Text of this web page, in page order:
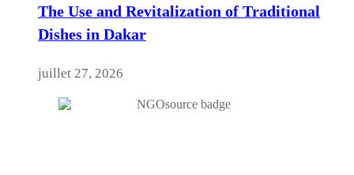
The Use and Revitalization of Traditional
Dishes in Dakar
juillet 27, 2026